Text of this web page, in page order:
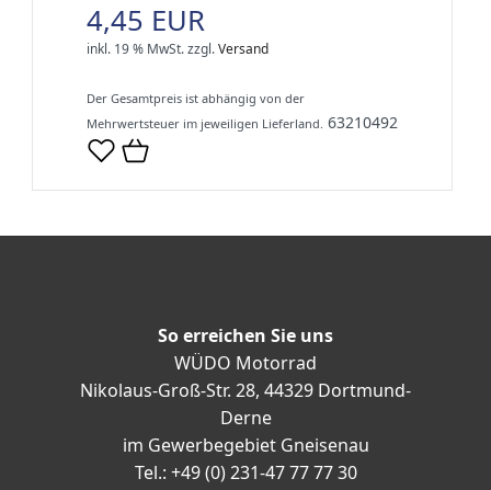
4,45 EUR
inkl. 19 % MwSt.zzgl.Versand
Der Gesamtpreis ist abhängig von der
Mehrwertsteuer im jeweiligen Lieferland. 63210492
So erreichen Sie uns
WÜDO Motorrad
Nikolaus-Groß-Str. 28, 44329 Dortmund-
Derne
im Gewerbegebiet Gneisenau
Tel.: +49 (0) 231-47 77 77 30